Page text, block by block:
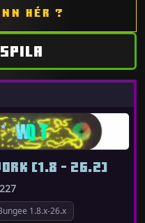
HÉR ?
SPILA
1.8.x-26.x
[1.8 - 26.2]